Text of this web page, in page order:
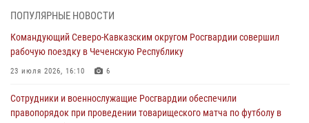
проходит в Сибири
09 августа 2026, 04:00
Поклонной горе в Москве (видео)
08 августа 2026, 14:10 3
ПОПУЛЯРНЫЕ НОВОСТИ
Командующий Северо-Кавказским округом Росгвардии совершил
рабочую поездку в Чеченскую Республику
23 июля 2026, 16:10 6
Сотрудники и военнослужащие Росгвардии обеспечили
правопорядок при проведении товарищеского матча по футболу в